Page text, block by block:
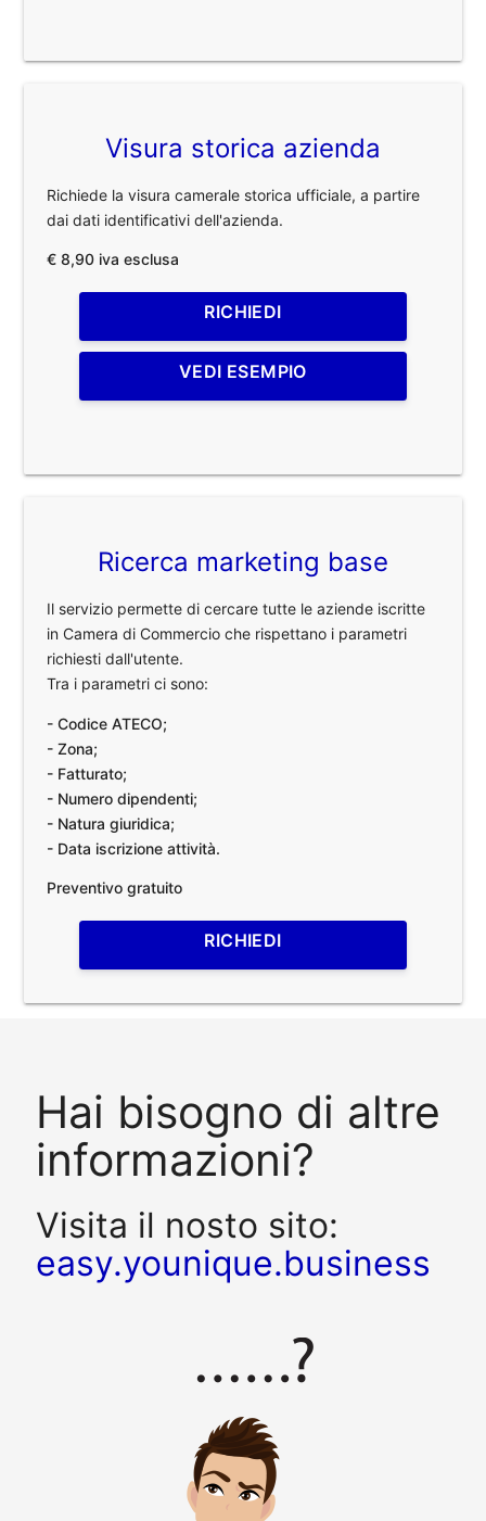
Visura storica azienda
Richiede la visura camerale storica ufficiale, a partire
dai dati identificativi dell'azienda.
€ 8,90 iva esclusa
RICHIEDI
VEDI ESEMPIO
Ricerca marketing base
Il servizio permette di cercare tutte le aziende iscritte
in Camera di Commercio che rispettano i parametri
richiesti dall'utente.
Tra i parametri ci sono:
- Codice ATECO;
- Zona;
- Fatturato;
- Numero dipendenti;
- Natura giuridica;
- Data iscrizione attività.
Preventivo gratuito
RICHIEDI
Hai bisogno di altre
informazioni?
Visita il nosto sito:
easy.younique.business